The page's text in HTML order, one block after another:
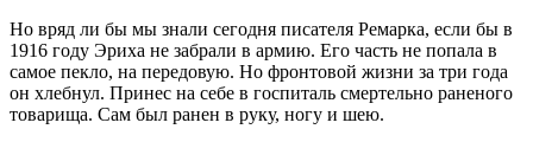
Но вряд ли бы мы знали сегодня писателя Ремарка, если бы в
1916 году Эриха не забрали в армию. Его часть не попала в
самое пекло, на передовую. Но фронтовой жизни за три года
он хлебнул. Принес на себе в госпиталь смертельно раненого
товарища. Сам был ранен в руку, ногу и шею.